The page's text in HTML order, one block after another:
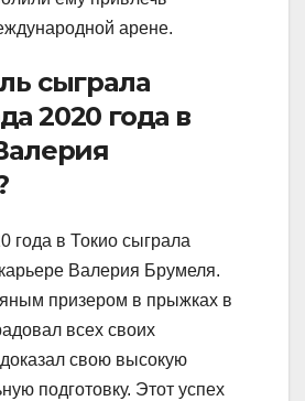
арене.
сыграла
2020 года в
года в Токио сыграла
Валерия Брумеля.
призером в прыжках в
всех своих
свою высокую
подготовку. Этот успех